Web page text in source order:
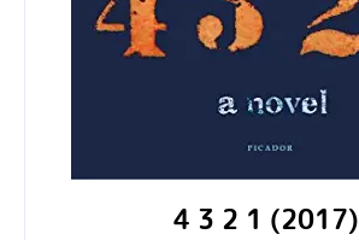
4 3 2 1 (2017)